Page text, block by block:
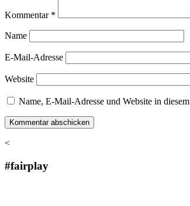
Kommentar *
Name
E-Mail-Adresse
Website
Name, E-Mail-Adresse und Website in
<
#fairplay